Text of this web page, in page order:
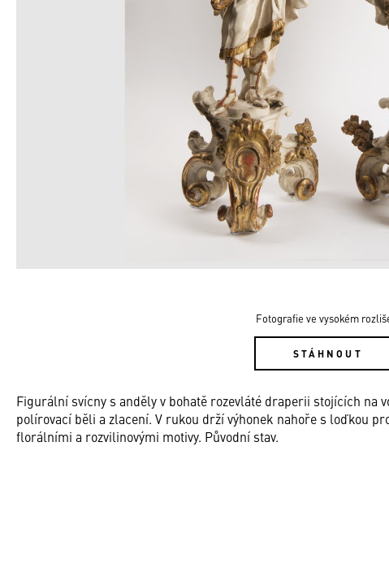
Fotografie ve vysokém
STÁHNOUT
Figurální svícny s anděly v bohatě rozevláté draperii stojících na
polírovací běli a zlacení. V rukou drží výhonek nahoře s loďkou
florálními a rozvilinovými motivy. Původní stav.